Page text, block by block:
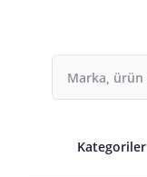
Kategoriler